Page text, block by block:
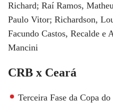
Richard; Raí Ramos,
Paulo Vitor; Richardson,
Facundo Castos, Recalde e
Mancini
CRB x Ceará
Terceira Fase da Copa